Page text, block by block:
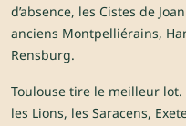
d’absence, les Cistes de
anciens Montpelliérains,
Rensburg.
Toulouse tire le meilleur
les Lions, les Saracens,